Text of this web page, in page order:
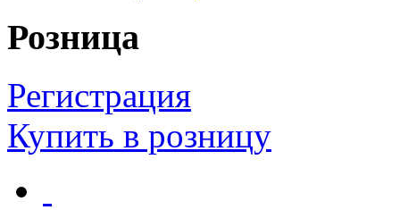
Розница
Регистрация
Купить в розницу